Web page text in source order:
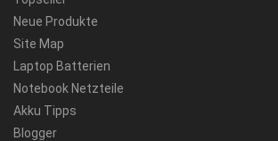
Neue Produkte
Site Map
Laptop Batterien
Notebook Netzteile
Akku Tipps
Blogger